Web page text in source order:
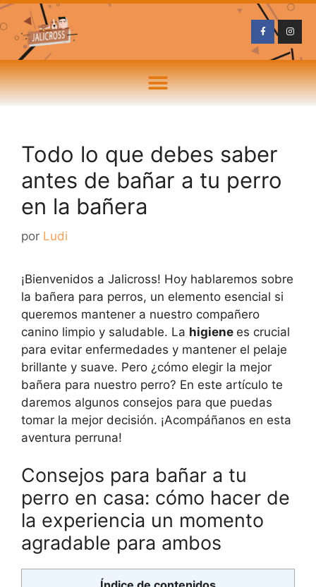
Todo lo que debes saber
antes de bañar a tu perro
en la bañera
por Ludi
¡Bienvenidos a Jalicross! Hoy hablaremos sobre
la bañera para perros, un elemento esencial si
queremos mantener a nuestro compañero
canino limpio y saludable. La higiene es crucial
para evitar enfermedades y mantener el pelaje
brillante y suave. Pero ¿cómo elegir la mejor
bañera para nuestro perro? En este artículo te
daremos algunos consejos para que puedas
tomar la mejor decisión. ¡Acompáñanos en esta
aventura perruna!
Consejos para bañar a tu
perro en casa: cómo hacer de
la experiencia un momento
agradable para ambos